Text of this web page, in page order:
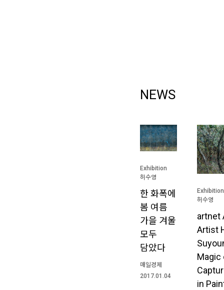
NEWS
Exhibition
허수영
한 화폭에
봄 여름
가을 겨울
모두
담았다
매일경제
2017.01.04
Exhibition
허수영
artnet
Artist
Magic
in